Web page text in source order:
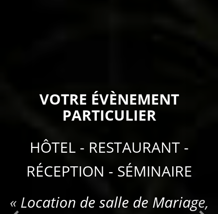
VOTRE ÉVÈNEMENT
PARTICULIER
HÔTEL - RESTAURANT -
RÉCEPTION - SÉMINAIRE
« Location de salle de Mariage,